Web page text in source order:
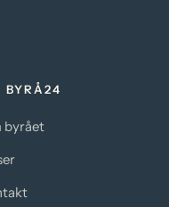
BYRÅ24
byrået